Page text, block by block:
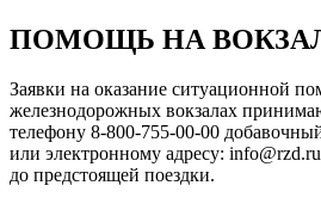
ПОМОЩЬ НА
Заявки на оказание ситуационной
железнодорожных вокзалах
телефону 8-800-755-00-00
или электронному адресу:
до предстоящей поездки.